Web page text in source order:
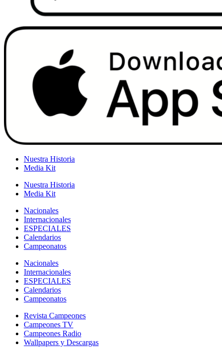
Nuestra Historia
Media Kit
Nuestra Historia
Media Kit
Nacionales
Internacionales
ESPECIALES
Calendarios
Campeonatos
Nacionales
Internacionales
ESPECIALES
Calendarios
Campeonatos
Revista Campeones
Campeones TV
Campeones Radio
Wallpapers y Descargas